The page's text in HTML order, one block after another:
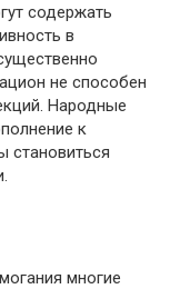
содержать
в
не способен
Народные
к
становиться
многие